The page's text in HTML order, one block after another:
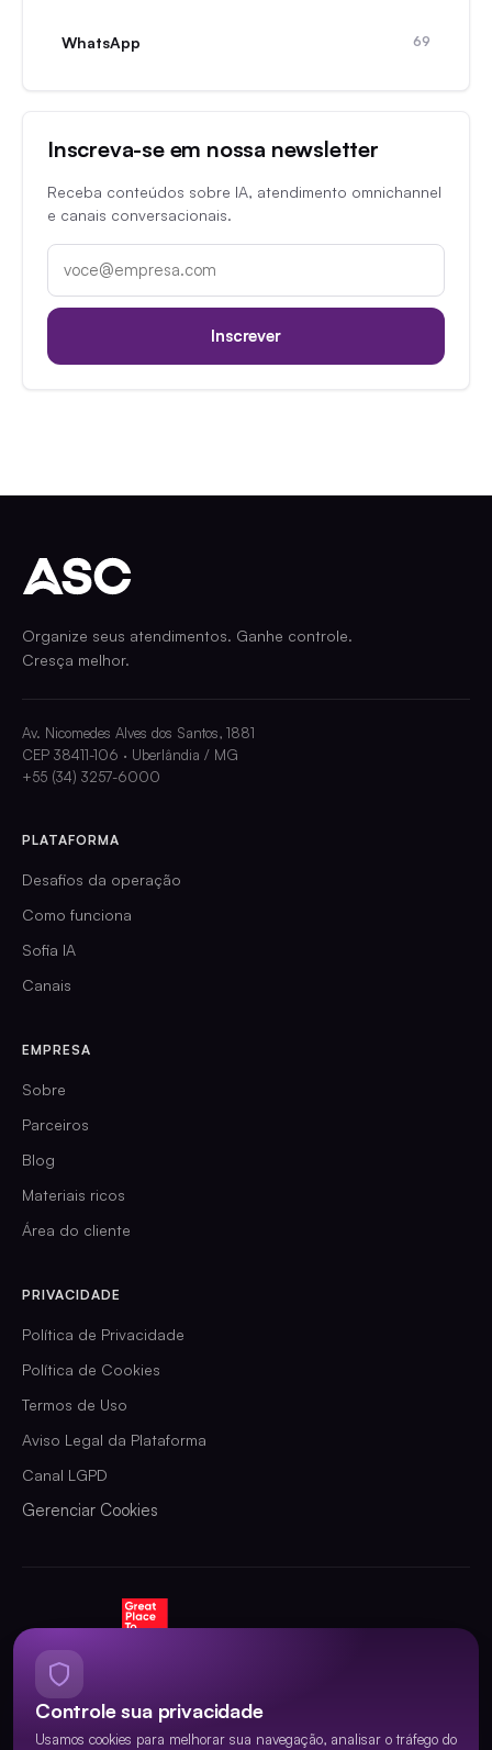
WhatsApp 69
Inscreva-se em nossa newsletter
Receba conteúdos sobre IA, atendimento omnichannel
e canais conversacionais.
E-mail corporativo
Inscrever
Organize seus atendimentos. Ganhe controle.
Cresça melhor.
Av. Nicomedes Alves dos Santos, 1881
CEP 38411-106 · Uberlândia / MG
+55 (34) 3257-6000
PLATAFORMA
Desafios da operação
Como funciona
Sofia IA
Canais
EMPRESA
Sobre
Parceiros
Blog
Materiais ricos
Área do cliente
PRIVACIDADE
Política de Privacidade
Política de Cookies
Termos de Uso
Aviso Legal da Plataforma
Canal LGPD
Gerenciar Cookies
PARCEIRA OFICIAL
Controle sua privacidade
Usamos cookies para melhorar sua navegação, analisar o tráfego do